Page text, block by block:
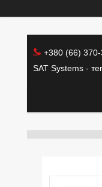
+380 (66)
SAT Systems -